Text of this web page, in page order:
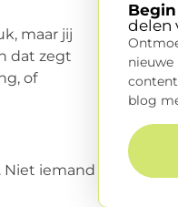
maar jij
dat zegt
of
Niet iemand
delen
nieuwe
blog